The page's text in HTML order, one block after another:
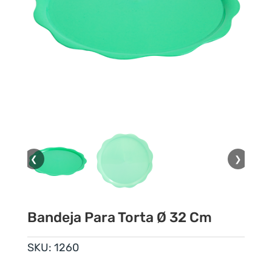
❮ ❯
Bandeja Para Torta Ø 32 Cm
SKU: 1260